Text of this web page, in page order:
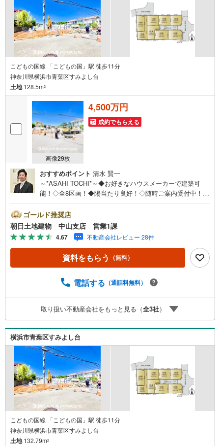
こどもの国線 「こどもの国」駅 徒歩11分
神奈川県横浜市青葉区すみよし台
土地128.5m2
画像29枚
4,500万円
成約でもらえる
おすすめポイント 清水 賢一
～*ASAHI TOCHI*～◆お好きなハウスメーカーで建築可
能！◇全8区画！◆陽当たり良好！◇随時ご案内受付中！◆
とりつぎ * * * *おかげさまで42周年を迎えることができま
した♪ご成約件数7万件達成!!☆当日のご見学も対応可能で
す！☆JR横浜線「中山」駅徒歩1分！☆ご予約は『朝日土
地建物中山店』まで！朝日土地建物グループは地域密着を
合言葉に全13店舗でその地域No.1を目指しております。広
告掲載していない物件も多数ございます。色々廻ったけど
替えってどうするの・・？etc.まずは何でもお気軽にご相
す！お問い合わせをお待ちしております!!
ゴールド推奨店
朝日土地建物 中山支店 営業1課
4.67 不動産会社レビュー 28件
資料をもらう （無料）
電話する （通話料無料）
取り扱い不動産会社をもっと見る（全3社）
横浜市青葉区すみよし台
こどもの国線 「こどもの国」駅 徒歩11分
神奈川県横浜市青葉区すみよし台
土地132.79m2